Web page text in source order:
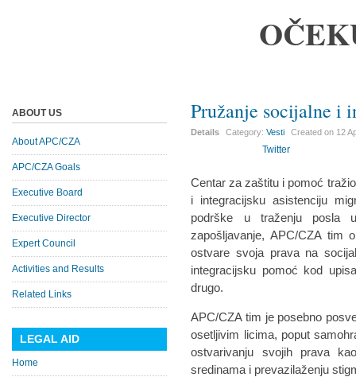
Pružanje socijalne i
Details Category:Vesti Created on 12
Twitter
Centar za zaštitu i pomoć
i integracijsku asistenciju
podrške u traženju posla
zapošljavanje, APC/CZA tim
ostvare svoja prava na
integracijsku pomoć kod
drugo.
APC/CZA tim je posebno
osetljivim licima, poput
ostvarivanju svojih prava
sredinama i prevazilaženju
ABOUT US
About APC/CZA
APC/CZA Goals
Executive Board
Executive Director
Expert Council
Activities and Results
Related Links
LEGAL AID
Home